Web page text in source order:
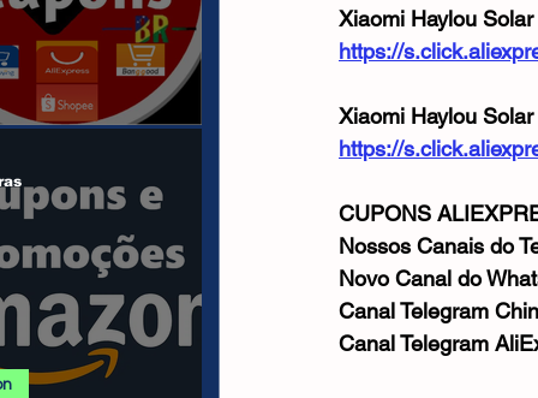
Xiaomi Haylou
https://
Xiaomi Haylou
https://
CUPONS
Nossos Canais do
Novo Canal do
Canal Telegram
Canal Telegram